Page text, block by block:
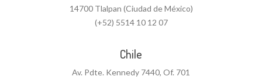
14700 Tlalpan (Ciudad de México)
(+52) 5514 10 12 07
Chile
Av. Pdte. Kennedy 7440, Of. 701